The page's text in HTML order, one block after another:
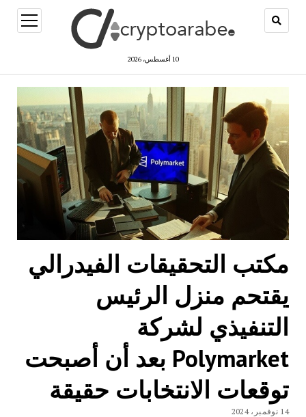
10 أغسطس، 2026
open
menu
مكتب التحقيقات الفيدرالي
يقتحم منزل الرئيس
التنفيذي لشركة
Polymarket بعد أن أصبحت
توقعات الانتخابات حقيقة
14 نوفمبر، 2024